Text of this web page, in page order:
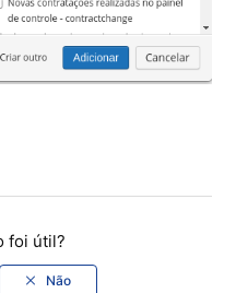
foi útil?